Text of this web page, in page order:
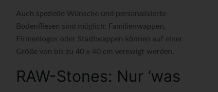
Auch spezielle Wünsche und personalisierte
Bodenfliesen sind möglich: Familienwappen,
Firmenlogos oder Stadtwappen können auf einer
Größe von bis zu 40 x 40 cm verewigt werden.
RAW-Stones: Nur ‘was